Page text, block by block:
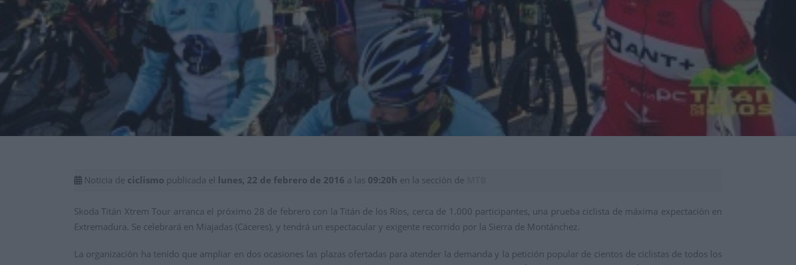
Noticia de ciclismo publicada el lunes, 22 de febrero de 2016 a las 09:20h en la sección de
Skoda Titán Xtrem Tour arranca el próximo 28 de febrero con la Titán de los Ríos, cerca de 1.000 participantes, una prueba ciclista de máxima expectación en
Extremadura. Se celebrará en Miajadas (Cáceres), y tendrá un espectacular y exigente recorrido por la Sierra de Montánchez.
La organización ha tenido que ampliar en dos ocasiones las plazas ofertadas para atender la demanda y la petición popular de cientos de ciclistas de todos los